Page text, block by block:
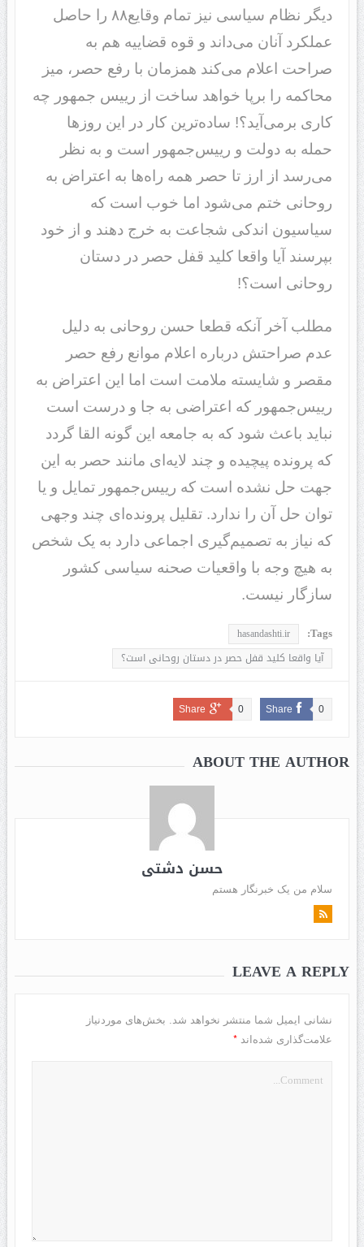
دیگر نظام سیاسی نیز تمام وقایع۸۸ را حاصل
عملکرد آنان می‌داند و قوه قضاییه هم به
صراحت اعلام می‌کند همزمان با رفع حصر، میز
محاکمه را برپا خواهد ساخت از رییس جمهور چه
کاری برمی‌آید؟! ساده‌ترین کار در این روزها
حمله به دولت و رییس‌جمهور است و به نظر
می‌رسد از ارز تا حصر همه راه‌ها به اعتراض به
روحانی ختم می‌شود اما خوب است که
سیاسیون اندکی شجاعت به خرج دهند و از خود
بپرسند آیا واقعا کلید قفل حصر در دستان
روحانی است؟!
مطلب آخر آنکه قطعا حسن روحانی به دلیل
عدم صراحتش درباره اعلام موانع رفع حصر
مقصر و شایسته ملامت است اما این اعتراض به
رییس‌جمهور که اعتراضی به جا و درست است
نباید باعث شود که به جامعه این گونه القا گردد
که پرونده پیچیده و چند لایه‌ای مانند حصر به این
جهت حل نشده است که رییس‌جمهور تمایل و یا
توان حل آن را ندارد. تقلیل پرونده‌ای چند وجهی
که نیاز به تصمیم‌گیری اجماعی دارد به یک شخص
به هیچ وجه با واقعیات صحنه سیاسی کشور
سازگار نیست.
Tags:
hasandashti.ir
آیا واقعا کلید قفل حصر در دستان روحانی است؟
Share 0
Share 0
ABOUT THE AUTHOR
حسن دشتی
سلام من یک خبرنگار هستم
LEAVE A REPLY
نشانی ایمیل شما منتشر نخواهد شد.
بخش‌های موردنیاز
علامت‌گذاری شده‌اند *